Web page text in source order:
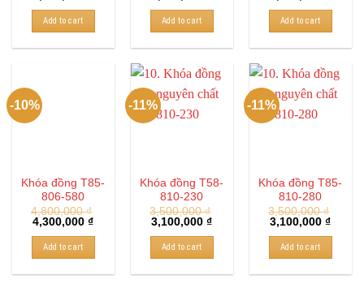
Add to cart Add to cart Add to cart
-10%
Khóa đồng T85-
806-580
4,800,000₫
4,300,000₫
Add to cart
-11%
Khóa đồng T58-
810-230
3,500,000₫
3,100,000₫
Add to cart
-11%
Khóa đồng T85-
810-280
3,500,000₫
3,100,000₫
Add to cart